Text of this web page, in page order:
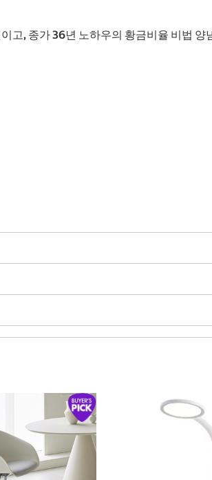
고, 종가 36년 노하우의 황금비율 비법 양